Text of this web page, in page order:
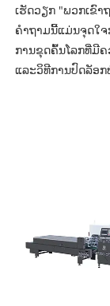
ເຮັດວຽກ "ພວກເຂົາ
ຄໍາຖາມນີ້ແມ່ນຈຸດໃ
ການຂຸດຄົ້ນໂລກທີ່ມີຄ
ແລະວິທີການປົດລັອກ